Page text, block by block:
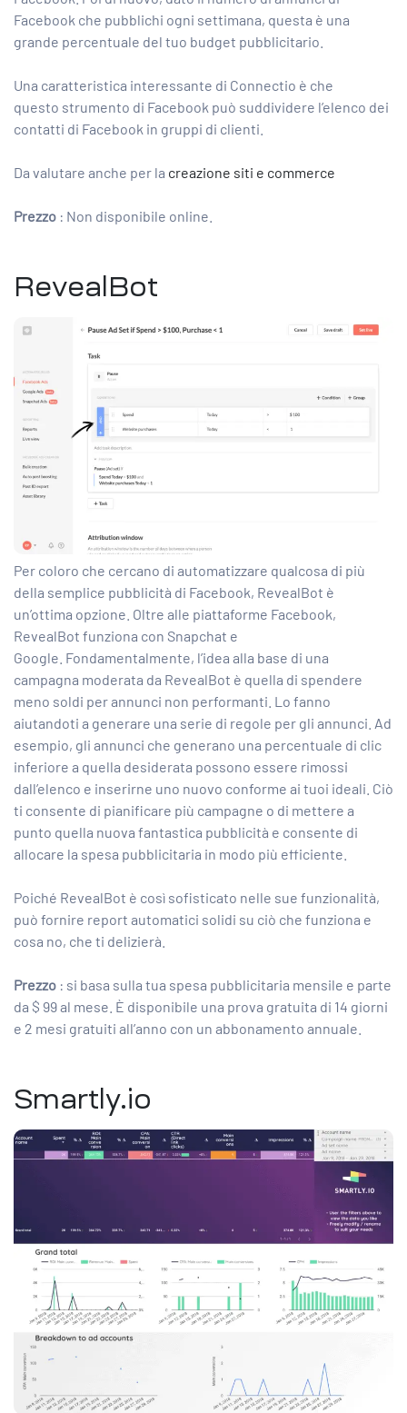
Facebook che pubblichi ogni settimana, questa è una
grande percentuale del tuo budget pubblicitario.
Una caratteristica interessante di Connectio è che
questo strumento di Facebook può suddividere l’elenco dei
contatti di Facebook in gruppi di clienti.
Da valutare anche per la creazione siti e commerce
Prezzo : Non disponibile online.
RevealBot
Per coloro che cercano di automatizzare qualcosa di più
della semplice pubblicità di Facebook, RevealBot è
un’ottima opzione. Oltre alle piattaforme Facebook,
RevealBot funziona con Snapchat e
Google. Fondamentalmente, l’idea alla base di una
campagna moderata da RevealBot è quella di spendere
meno soldi per annunci non performanti. Lo fanno
aiutandoti a generare una serie di regole per gli annunci. Ad
esempio, gli annunci che generano una percentuale di clic
inferiore a quella desiderata possono essere rimossi
dall’elenco e inserirne uno nuovo conforme ai tuoi ideali. Ciò
ti consente di pianificare più campagne o di mettere a
punto quella nuova fantastica pubblicità e consente di
allocare la spesa pubblicitaria in modo più efficiente.
Poiché RevealBot è così sofisticato nelle sue funzionalità,
può fornire report automatici solidi su ciò che funziona e
cosa no, che ti delizierà.
Prezzo : si basa sulla tua spesa pubblicitaria mensile e parte
da $ 99 al mese. È disponibile una prova gratuita di 14 giorni
e 2 mesi gratuiti all’anno con un abbonamento annuale.
Smartly.io